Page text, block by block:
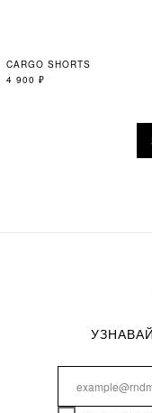
CARGO SHORTS
4 900 ₽